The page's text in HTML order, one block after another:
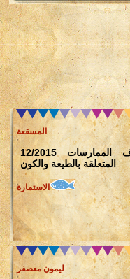
المسقعة
12/2015 المعارف الممارسات
المتعلقة بالطيعة والكون
الاستمارة
ليمون معصفر